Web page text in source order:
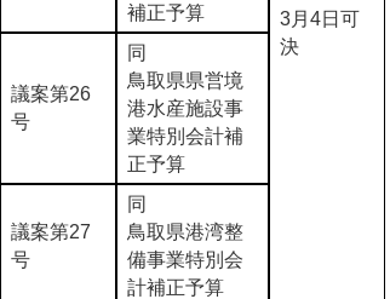
3月4日可
決
補正予算
議案第26
号
同
鳥取県県営境
港水産施設事
業特別会計補
正予算
議案第27
号
同
鳥取県港湾整
備事業特別会
計補正予算